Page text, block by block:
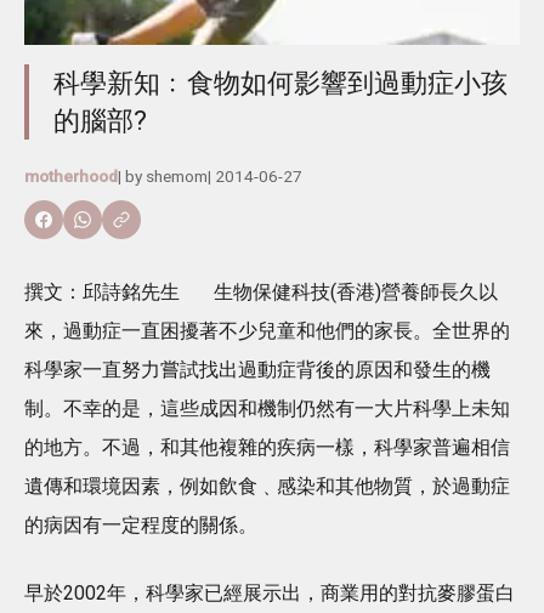
科學新知﹕食物如何影響到過動症小孩
的腦部?
motherhood| by shemom| 2014-06-27
撰文：邱詩銘先生 生物保健科技(香港)營養師長久以
來，過動症一直困擾著不少兒童和他們的家長。全世界的
科學家一直努力嘗試找出過動症背後的原因和發生的機
制。不幸的是，這些成因和機制仍然有一大片科學上未知
的地方。不過，和其他複雜的疾病一樣，科學家普遍相信
遺傳和環境因素，例如飲食﹑感染和其他物質，於過動症
的病因有一定程度的關係。
早於2002年，科學家已經展示出，商業用的對抗麥膠蛋白